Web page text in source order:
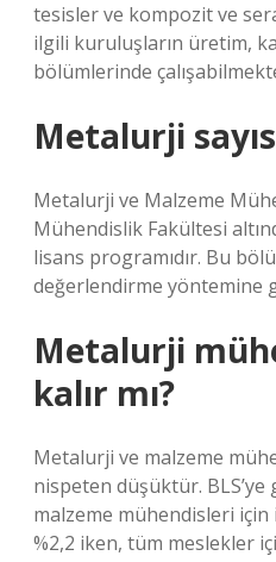
tesisler ve kompozit ve
ilgili kuruluşların üretim,
bölümlerinde
Metalurji
Metalurji ve Malzeme
Mühendislik Fakültesi
lisans programıdır. Bu
değerlendirme yöntemine
Metalurji
kalır mı?
Metalurji ve malzeme
nispeten düşüktür.
malzeme mühendisleri için
%2,2 iken, tüm meslekler